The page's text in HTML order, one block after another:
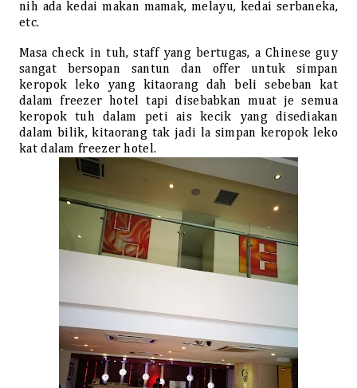
nih ada kedai makan mamak, melayu, kedai serbaneka,
etc.
Masa check in tuh, staff yang bertugas, a Chinese guy
sangat bersopan santun dan offer untuk simpan
keropok leko yang kitaorang dah beli sebeban kat
dalam freezer hotel tapi disebabkan muat je semua
keropok tuh dalam peti ais kecik yang disediakan
dalam bilik, kitaorang tak jadi la simpan keropok leko
kat dalam freezer hotel.